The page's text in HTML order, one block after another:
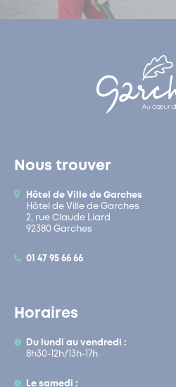
Nous trouver
Hôtel de Ville de Garches
Hôtel de Ville de Garches
2, rue Claude Liard
92380 Garches
01 47 95 66 66
Horaires
Du lundi au vendredi :
8h30-12h/13h-17h
Le samedi :